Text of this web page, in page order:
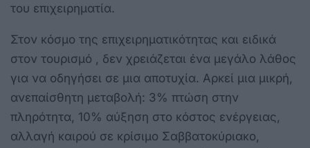
του επιχειρηματία.
Στον κόσμο της επιχειρηματικότητας και ειδικά
στον τουρισμό , δεν χρειάζεται ένα μεγάλο λάθος
για να οδηγήσει σε μια αποτυχία. Αρκεί μια μικρή,
ανεπαίσθητη μεταβολή: 3% πτώση στην
πληρότητα, 10% αύξηση στο κόστος ενέργειας,
αλλαγή καιρού σε κρίσιμο Σαββατοκύριακο,